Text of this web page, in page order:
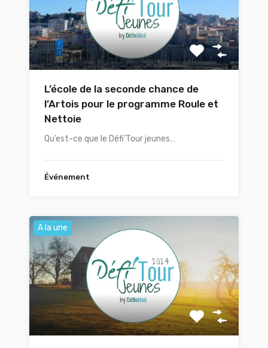
L’école de la seconde chance de
l’Artois pour le programme Roule et
Nettoie
Qu’est-ce que le Défi’Tour jeunes…
Événement
A la une